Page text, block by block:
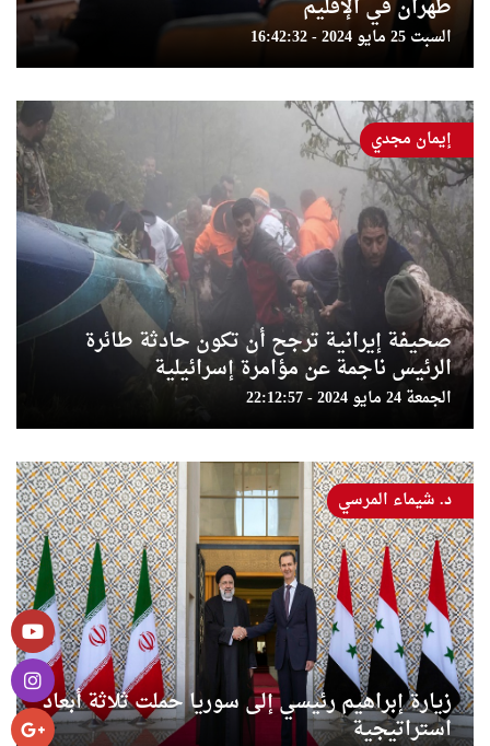
طهران في الإقليم
السبت 25 مايو 2024 - 16:42:32
صحيفة إيرانية ترجح أن تكون حادثة طائرة
الرئيس ناجمة عن مؤامرة إسرائيلية
الجمعة 24 مايو 2024 - 22:12:57
إيمان مجدي
زيارة إبراهيم رئيسي إلى سوريا حملت ثلاثة أبعاد
استراتيجية
د. شيماء المرسي